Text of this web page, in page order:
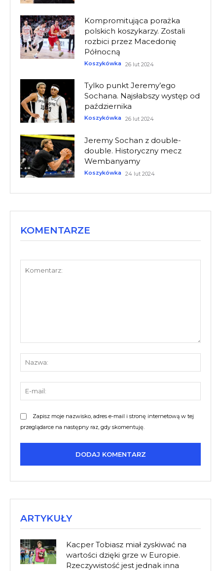
Kompromitująca porażka
polskich koszykarzy. Zostali
rozbici przez Macedonię
Północną
Koszykówka 26 lut 2024
Tylko punkt Jeremy’ego
Sochana. Najsłabszy występ od
października
Koszykówka 26 lut 2024
Jeremy Sochan z double-
double. Historyczny mecz
Wembanyamy
Koszykówka 24 lut 2024
KOMENTARZE
Zapisz moje nazwisko, adres e-mail i stronę internetową w tej
przeglądarce na następny raz, gdy skomentuję.
ARTYKUŁY
Kacper Tobiasz miał zyskiwać na
wartości dzięki grze w Europie.
Rzeczywistość jest jednak inna